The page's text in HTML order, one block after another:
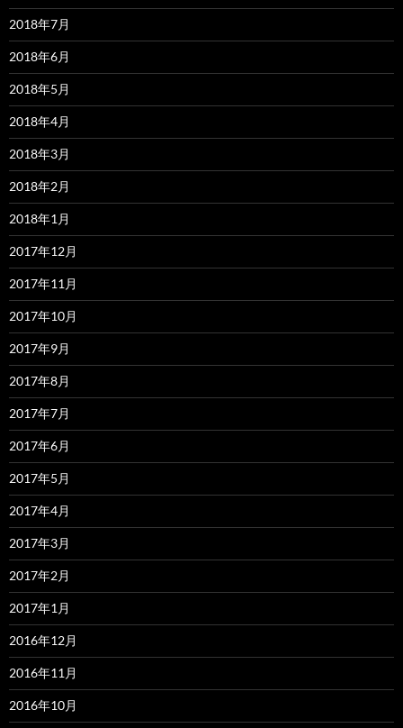
2018年7月
2018年6月
2018年5月
2018年4月
2018年3月
2018年2月
2018年1月
2017年12月
2017年11月
2017年10月
2017年9月
2017年8月
2017年7月
2017年6月
2017年5月
2017年4月
2017年3月
2017年2月
2017年1月
2016年12月
2016年11月
2016年10月